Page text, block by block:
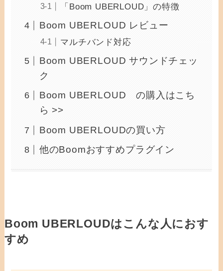
「Boom UBERLOUD」の特徴
Boom UBERLOUD レビュー
マルチバンド対応
Boom UBERLOUD サウンドチェッ
ク
Boom UBERLOUD の購入はこち
ら >>
Boom UBERLOUDの買い方
他のBoomおすすめプラグイン
Boom UBERLOUDはこんな人におす
すめ